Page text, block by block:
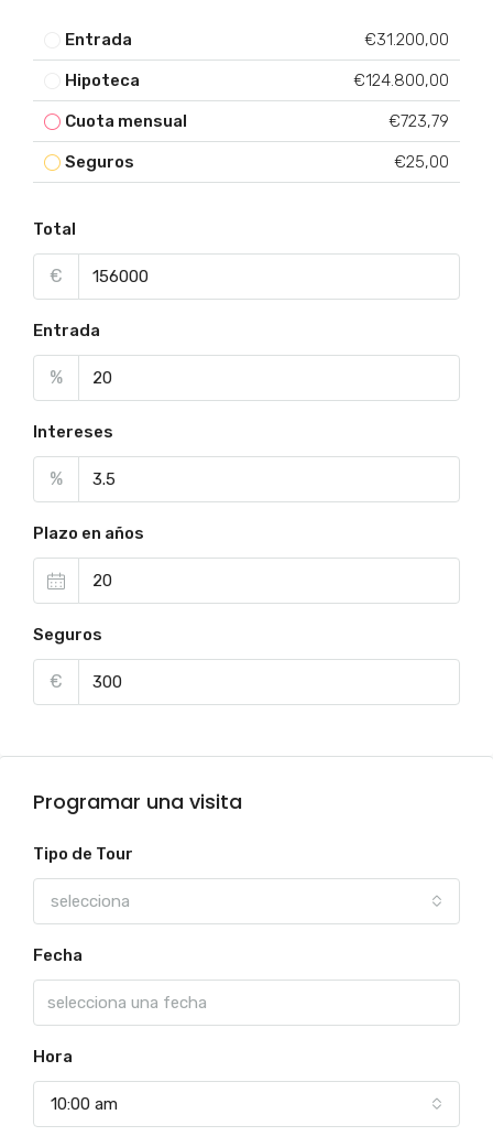
Entrada €31.200,00
Hipoteca €124.800,00
Cuota mensual €723,79
Seguros €25,00
Total
€
Entrada
%
Intereses
%
Plazo en años
Seguros
€
Programar una visita
Tipo de Tour
selecciona
Fecha
Hora
10:00 am